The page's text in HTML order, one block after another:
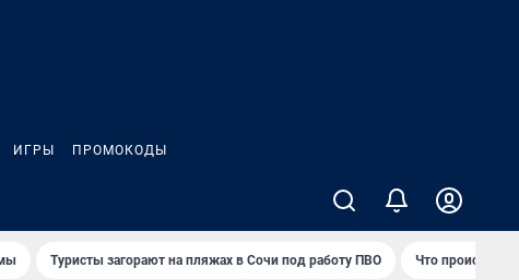
ИГРЫ ПРОМОКОДЫ
Туристы загорают на пляжах в Сочи под работу ПВО Что происходит